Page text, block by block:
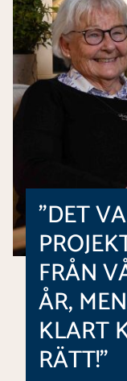
”DET
FRÅN
ÅR,
KLART
RÄTT!”